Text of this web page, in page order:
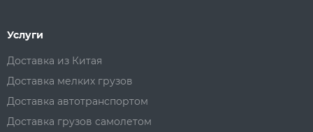
Услуги
Доставка из Китая
Доставка мелких грузов
Доставка автотранспортом
Доставка грузов самолетом